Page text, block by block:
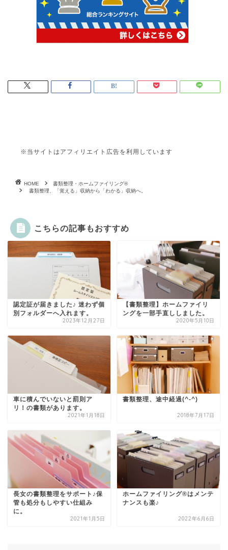
※当サイトはアフィリエイト広告を利用しています
HOME
書類整理・ホームファイリング®
書類整理、「覚える」収納から「わかる」収納へ。
こちらの記事もおすすめ
認定証が届きました♪ 迷わず個
別フォルダーへ入れます。
2023年12月27日
【書類整理】ホームファイリ
ングを一部手直ししました。
2020年5月10日
車に積んでいないと罰則ア
リ！の書類があります。
2021年1月18日
書類整理、途中経過(^-^)
2018年7月17日
長女の書類整理をサポート♪保
管も処分もしやすい仕組み
に。
2021年1月5日
ホームファイリング®はメンテ
ナンスも楽♪
2022年6月6日